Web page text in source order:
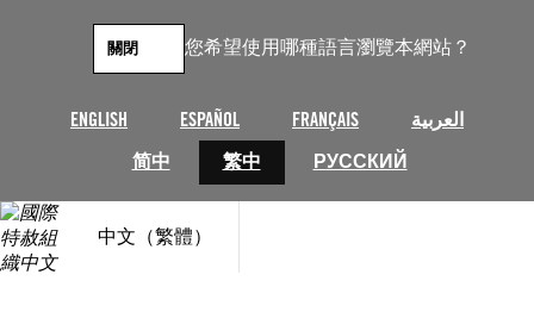
您希望使用哪種語言瀏覽本網站？
ENGLISH ESPAÑOL FRANÇAIS
العربية
简中
繁中 РУССКИЙ
關閉
中文（繁體）